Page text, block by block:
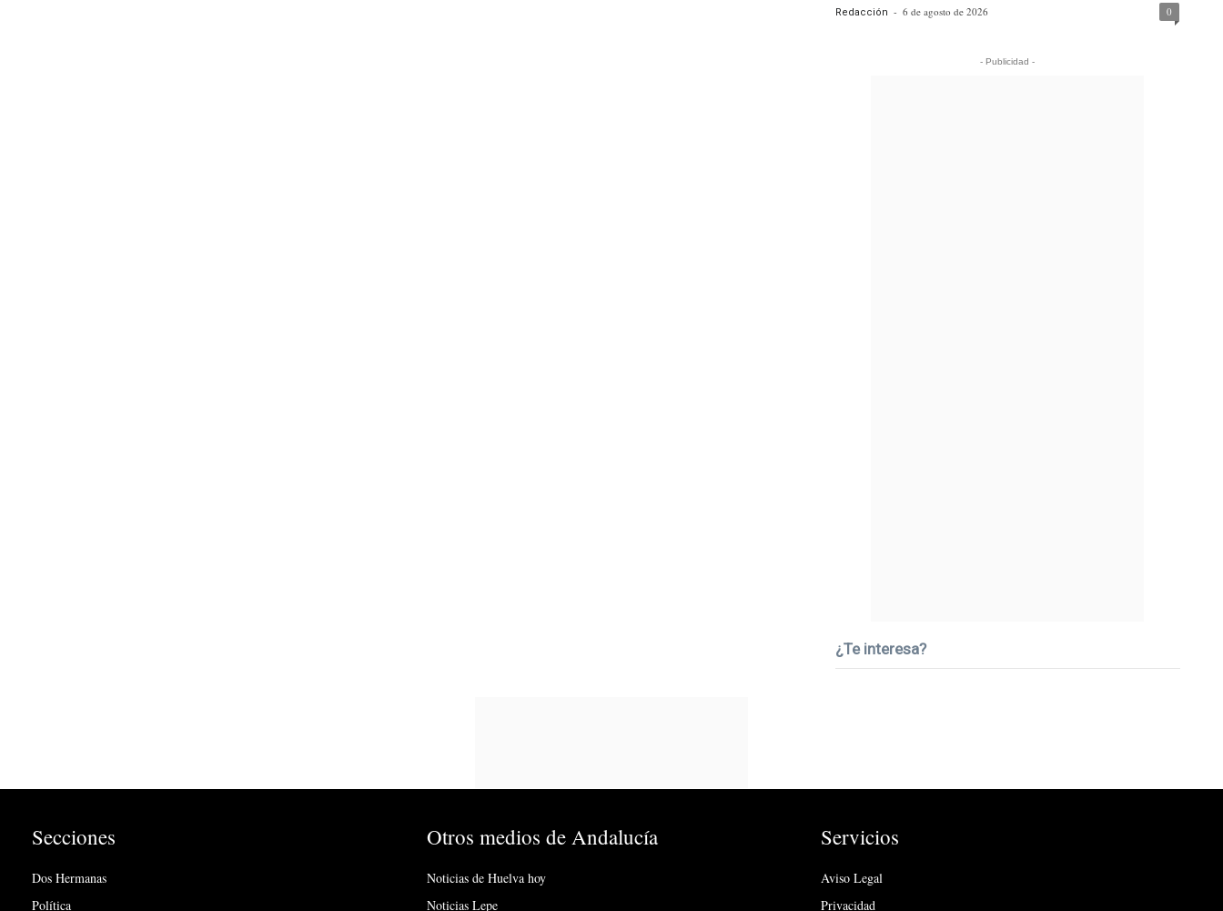
Redacción - 6 de agosto de 2026 0
- Publicidad -
¿Te interesa?
Secciones
Dos Hermanas
Política
Otros medios de Andalucía
Noticias de Huelva hoy
Noticias Lepe
Servicios
Aviso Legal
Privacidad